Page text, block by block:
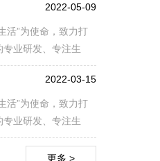
门窗在生产、安装
活”为使命，致力打
业研发、专注生
主创新元素和特殊
门窗在生产、安装
2022-05-09
活”为使命，致力打
业研发、专注生
主创新元素和特殊
门窗在生产、安装
2022-03-15
更多 >